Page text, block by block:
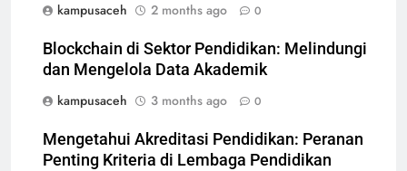
kampusaceh
2 months ago 0
Blockchain di Sektor Pendidikan: Melindungi
dan Mengelola Data Akademik
kampusaceh
3 months ago 0
Mengetahui Akreditasi Pendidikan: Peranan
Penting Kriteria di Lembaga Pendidikan